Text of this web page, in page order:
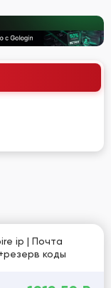
ip | Почта
коды